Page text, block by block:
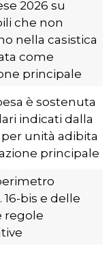
2026 su
che non
nella casistica
come
principale
è sostenuta
indicati dalla
unità adibita
principale
16-bis e delle
regole